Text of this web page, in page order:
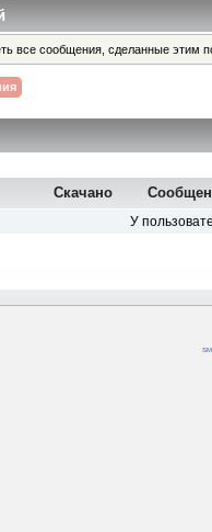
все сообщения, сделанные этим
Скачано
У